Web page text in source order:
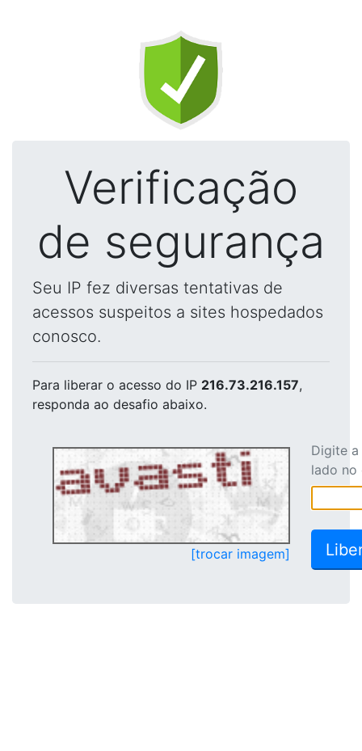
Verificação
de segurança
Seu IP fez diversas tentativas de
acessos suspeitos a sites hospedados
conosco.
Para liberar o acesso do IP 216.73.216.157,
responda ao desafio abaixo.
[trocar imagem]
Digite
lado no